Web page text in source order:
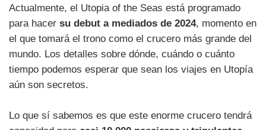
Actualmente, el Utopia of the Seas está programado
para hacer su debut a mediados de 2024, momento en
el que tomará el trono como el crucero más grande del
mundo. Los detalles sobre dónde, cuándo o cuánto
tiempo podemos esperar que sean los viajes en Utopía
aún son secretos.
Lo que sí sabemos es que este enorme crucero tendrá